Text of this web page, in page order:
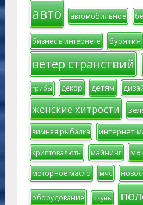
авто автомобильное
бизнес в интернете бурятия
ветер странствий
грибы декор детям
женские хитрости
зимняя рыбалка интернет
криптовалюты майнинг
моторное масло мчс
оборудование окунь